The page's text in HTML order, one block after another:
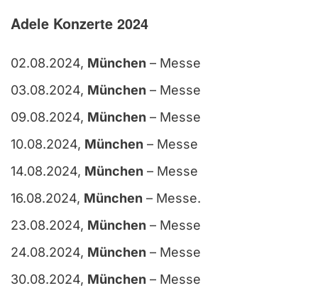
Adele Konzerte 2024
02.08.2024, München – Messe
03.08.2024, München – Messe
09.08.2024, München – Messe
10.08.2024, München – Messe
14.08.2024, München – Messe
16.08.2024, München – Messe.
23.08.2024, München – Messe
24.08.2024, München – Messe
30.08.2024, München – Messe